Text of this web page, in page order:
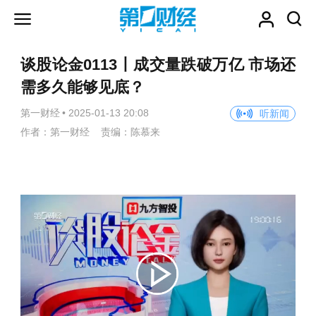
谈股论金0113丨成交量跌破万亿 市场还
需多久能够见底？
第一财经 • 2025-01-13 20:08
听新闻
作者：第一财经 责编：陈慕来